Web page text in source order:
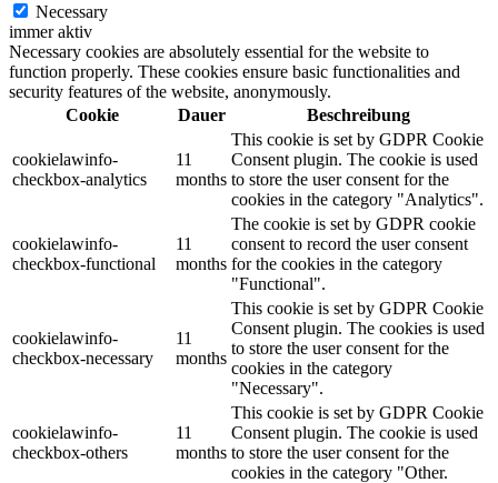
Necessary
immer aktiv
Necessary cookies are absolutely essential for the website to
function properly. These cookies ensure basic functionalities and
security features of the website, anonymously.
Cookie
Dauer Beschreibung
cookielawinfo-
checkbox-analytics
11
months
This cookie is set by GDPR Cookie
Consent plugin. The cookie is used
to store the user consent for the
cookies in the category "Analytics".
cookielawinfo-
checkbox-functional
11
months
The cookie is set by GDPR cookie
consent to record the user consent
for the cookies in the category
"Functional".
cookielawinfo-
checkbox-necessary
11
months
This cookie is set by GDPR Cookie
Consent plugin. The cookies is used
to store the user consent for the
cookies in the category
"Necessary".
cookielawinfo-
checkbox-others
11
months
This cookie is set by GDPR Cookie
Consent plugin. The cookie is used
to store the user consent for the
cookies in the category "Other.